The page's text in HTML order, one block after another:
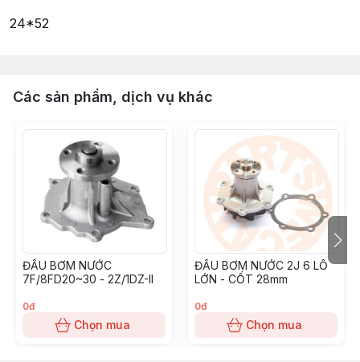
24*52
Các sản phẩm, dịch vụ khác
ĐẦU BƠM NƯỚC
7F/8FD20~30 - 2Z/1DZ-II
0đ
Chọn mua
ĐẦU BƠM NƯỚC 2J 6 LỖ
LỚN - CỐT 28mm
0đ
Chọn mua